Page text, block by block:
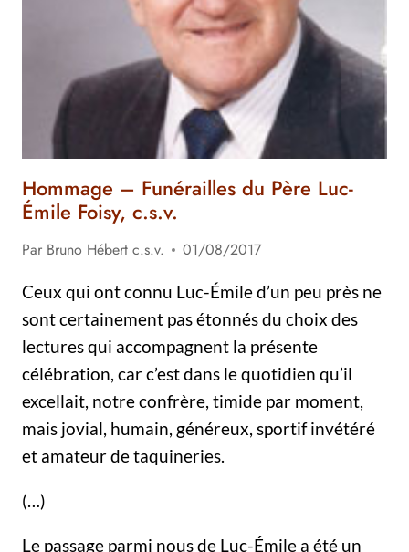
DE
COURSE
Hommage – Funérailles du Père Luc-
Émile Foisy, c.s.v.
Par Bruno Hébert c.s.v.
01/08/2017
Ceux qui ont connu Luc-Émile d’un peu près ne
sont certainement pas étonnés du choix des
lectures qui accompagnent la présente
célébration, car c’est dans le quotidien qu’il
excellait, notre confrère, timide par moment,
mais jovial, humain, généreux, sportif invétéré
et amateur de taquineries.
(…)
Le passage parmi nous de Luc-Émile a été un